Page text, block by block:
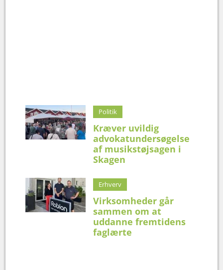
Politik
Kræver uvildig
advokatundersøgelse
af musikstøjsagen i
Skagen
Erhverv
Virksomheder går
sammen om at
uddanne fremtidens
faglærte